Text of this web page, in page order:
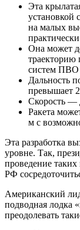
Эта
установкой
на малых
Она может
траекторию
систем
Дальность
превышает
Скорость —
Ракета
м с
Эта разработка
уровне. Так,
проведение
РФ
Американский
подводная лодка
преодолевать